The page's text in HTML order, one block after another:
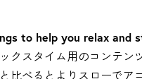
to help you relax and
クスタイム用のコンテン
比べるとよりスローでア